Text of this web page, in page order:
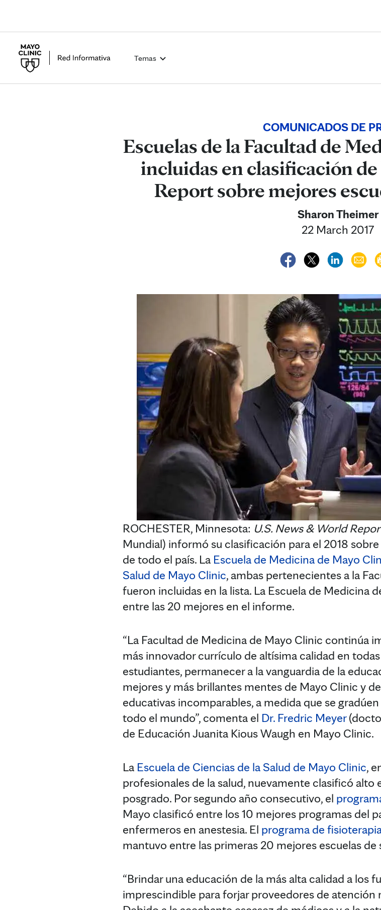
Temas
COMUNICADOS DE
Escuelas de la Facultad de
incluidas en clasificación de
Report sobre mejores
Sharon Theimer
22 March 2017
ROCHESTER, Minnesota: U.S. News & World
Mundial) informó su clasificación para el 2018
de todo el país. La Escuela de Medicina de Mayo
Salud de Mayo Clinic, ambas pertenecientes a la
fueron incluidas en la lista. La Escuela de Medicina
entre las 20 mejores en el informe.
“La Facultad de Medicina de Mayo Clinic continúa
más innovador currículo de altísima calidad en
estudiantes, permanecer a la vanguardia de la
mejores y más brillantes mentes de Mayo Clinic y
educativas incomparables, a medida que se
todo el mundo”, comenta el Dr. Fredric Meyer
de Educación Juanita Kious Waugh en Mayo Clinic.
La Escuela de Ciencias de la Salud de Mayo Clinic,
profesionales de la salud, nuevamente clasificó alto
posgrado. Por segundo año consecutivo, el
Mayo clasificó entre los 10 mejores programas del
enfermeros en anestesia. El programa de
mantuvo entre las primeras 20 mejores escuelas de
“Brindar una educación de la más alta calidad a los
imprescindible para forjar proveedores de